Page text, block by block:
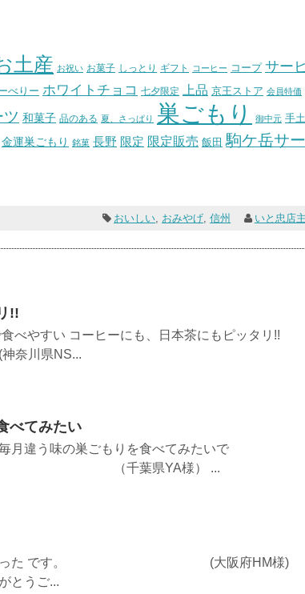
土産 お祝い お菓子 しっとり ギフト コーヒー コープ サー
べりー ホワイトチョコ 七夕限定 上品 京王ストア 会員特価
和菓子 品のある 夏、さっぱり 巣ごもり 御中元 手
金運巣ごもり 銘菓 長野 限定 限定販売 飯田 駒ケ岳サ
おいしい, おみやげ,信州 いと忠店
!!
べやすい コーヒーにも、日本茶にもピッタリ!!
べてみたい
月違う味の巣ごもりを食べてみたいで
YA様） ...
おいしかった です。 (大阪府HM様)
とうご...